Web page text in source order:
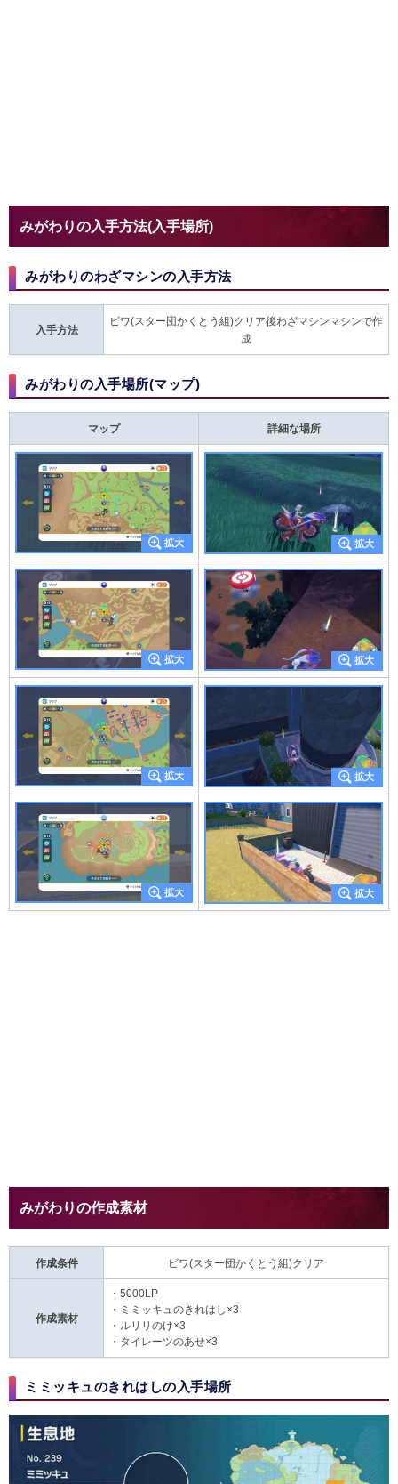
みがわりの入手方法(入手場所)
みがわりのわざマシンの入手方法
入手方法
ビワ(スター団かくとう組)クリア後わざマシンマシンで作
成
みがわりの入手場所(マップ)
マップ 詳細な場所
みがわりの作成素材
作成条件 ビワ(スター団かくとう組)クリア
作成素材
・5000LP
・
ミミッキュのきれはし ×3
・ ルリリのけ×3
・ タイレーツのあせ×3
ミミッキュのきれはしの入手場所